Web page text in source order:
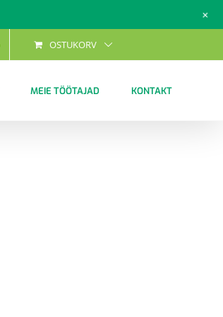
OSTUKORV
MEIE TÖÖTAJAD KONTAKT
+